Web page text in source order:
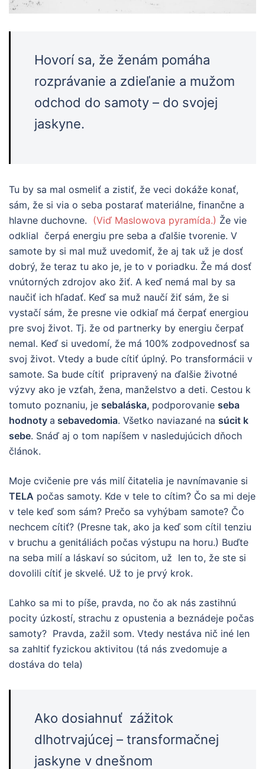
Hovorí sa, že ženám pomáha
rozprávanie a zdieľanie a mužom
odchod do samoty – do svojej
jaskyne.
Tu by sa mal osmeliť a zistiť, že veci dokáže konať,
sám, že si via o seba postarať materiálne, finančne a
hlavne duchovne. (Viď Maslowova pyramída.) Že vie
odklial čerpá energiu pre seba a ďalšie tvorenie. V
samote by si mal muž uvedomiť, že aj tak už je dosť
dobrý, že teraz tu ako je, je to v poriadku. Že má dosť
vnútorných zdrojov ako žiť. A keď nemá mal by sa
naučiť ich hľadať. Keď sa muž naučí žiť sám, že si
vystačí sám, že presne vie odkiaľ má čerpať energiou
pre svoj život. Tj. že od partnerky by energiu čerpať
nemal. Keď si uvedomí, že má 100% zodpovednosť sa
svoj život. Vtedy a bude cítiť úplný. Po transformácii v
samote. Sa bude cítiť pripravený na ďalšie životné
výzvy ako je vzťah, žena, manželstvo a deti. Cestou k
tomuto poznaniu, je sebaláska, podporovanie seba
hodnoty a sebavedomia. Všetko naviazané na súcit k
sebe. Snáď aj o tom napíšem v nasledujúcich dňoch
článok.
Moje cvičenie pre vás milí čitatelia je navnímavanie si
TELA počas samoty. Kde v tele to cítim? Čo sa mi deje
v tele keď som sám? Prečo sa vyhýbam samote? Čo
nechcem cítiť? (Presne tak, ako ja keď som cítil tenziu
v bruchu a genitáliách počas výstupu na horu.) Buďte
na seba milí a láskaví so súcitom, už len to, že ste si
dovolili cítiť je skvelé. Už to je prvý krok.
Ľahko sa mi to píše, pravda, no čo ak nás zastihnú
pocity úzkostí, strachu z opustenia a beznádeje počas
samoty? Pravda, zažil som. Vtedy nestáva nič iné len
sa zahltiť fyzickou aktivitou (tá nás zvedomuje a
dostáva do tela)
Ako dosiahnuť zážitok
dlhotrvajúcej – transformačnej
jaskyne v dnešnom